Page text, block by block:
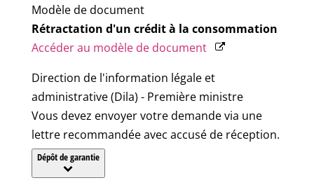
Modèle de document
Rétractation d'un crédit à la consommation
Accéder au modèle de document
Direction de l'information légale et
administrative (Dila) - Première ministre
Vous devez envoyer votre demande via une
lettre recommandée avec accusé de réception.
Dépôt de garantie